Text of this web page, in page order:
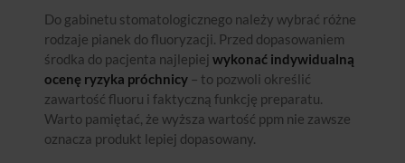
Do gabinetu stomatologicznego należy wybrać różne
rodzaje pianek do fluoryzacji. Przed dopasowaniem
środka do pacjenta najlepiej wykonać indywidualną
ocenę ryzyka próchnicy – to pozwoli określić
zawartość fluoru i faktyczną funkcję preparatu.
Warto pamiętać, że wyższa wartość ppm nie zawsze
oznacza produkt lepiej dopasowany.